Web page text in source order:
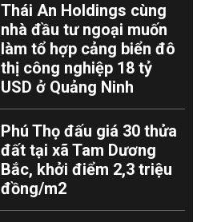
Thái An Holdings cùng
nhà đầu tư ngoại muốn
làm tổ hợp cảng biển đô
thị công nghiệp 18 tỷ
USD ở Quảng Ninh
Phú Thọ đấu giá 30 thửa
đất tại xã Tam Dương
Bắc, khởi điểm 2,3 triệu
đồng/m2